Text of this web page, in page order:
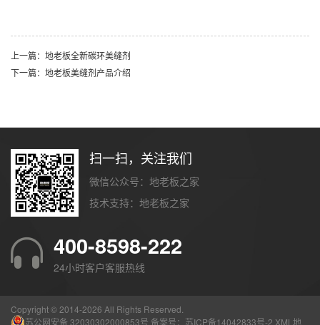
上一篇：地老板全新碳环美缝剂
下一篇：地老板美缝剂产品介绍
扫一扫，关注我们
微信公众号：地老板之家
技术支持： 地老板之家
400-8598-222
24小时客户客服热线
Copyright © 2014-2026 All Rights Reserved.
苏公网安备 32030302000853号 备案号： 苏ICP备14042833号-2 XML地